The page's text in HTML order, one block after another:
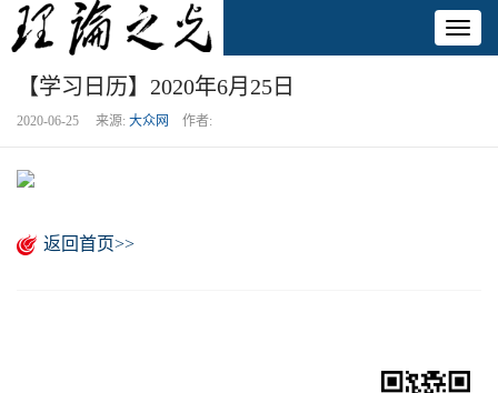
【学习日历】2020年6月25日
2020-06-25 来源: 大众网 作者:
返回首页>>